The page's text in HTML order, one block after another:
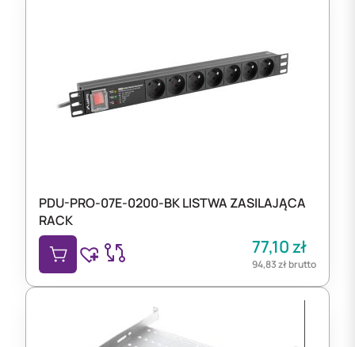
PDU-PRO-07E-0200-BK LISTWA ZASILAJĄCA
RACK
77,10zł
94,83złbrutto